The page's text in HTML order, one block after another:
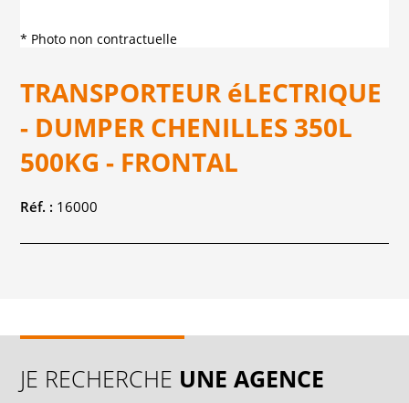
* Photo non contractuelle
TRANSPORTEUR éLECTRIQUE
- DUMPER CHENILLES 350L
500KG - FRONTAL
Réf. : 16000
JE RECHERCHE UNE AGENCE